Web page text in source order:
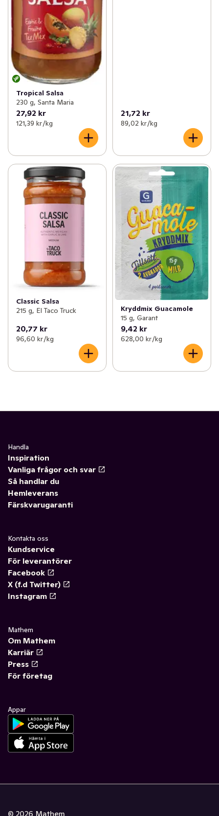
Tropical Salsa
230 g, Santa Maria
27,92 kr
121,39 kr /kg
21,72 kr
89,02 kr /kg
Classic Salsa
215 g, El Taco Truck
20,77 kr
96,60 kr /kg
Kryddmix Guacamole
15 g, Garant
9,42 kr
628,00 kr /kg
Handla
Inspiration
Vanliga frågor och svar
Så handlar du
Hemleverans
Färskvarugaranti
Kontakta oss
Kundservice
För leverantörer
Facebook
X (f.d Twitter)
Instagram
Mathem
Om Mathem
Karriär
Press
För företag
Appar
© 2026 Mathem